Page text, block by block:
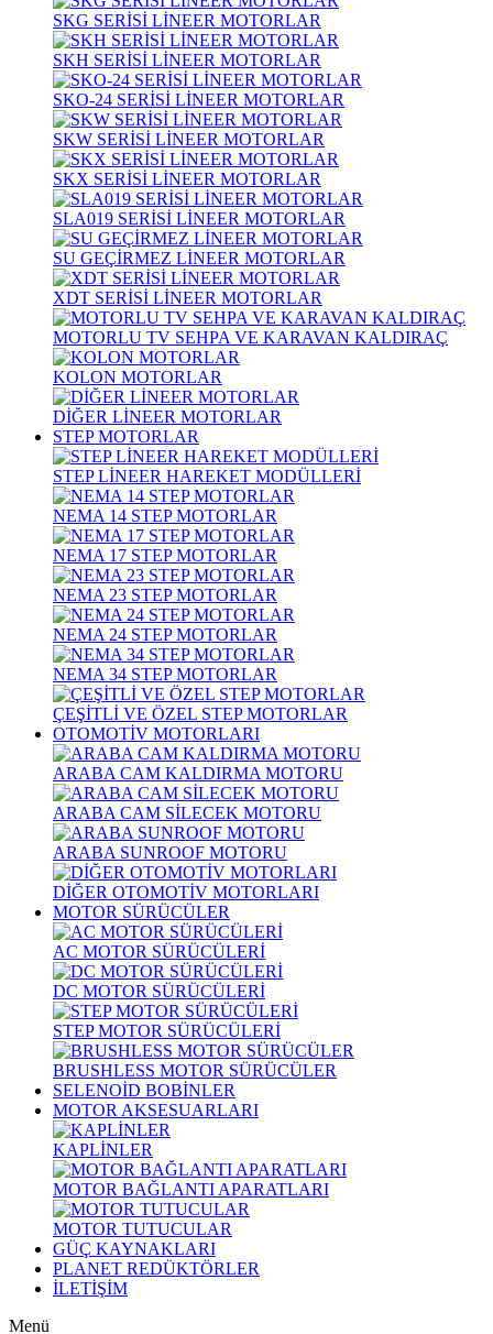
SKG SERİSİ LİNEER MOTORLAR
SKH SERİSİ LİNEER MOTORLAR
SKO-24 SERİSİ LİNEER MOTORLAR
SKW SERİSİ LİNEER MOTORLAR
SKX SERİSİ LİNEER MOTORLAR
SLA019 SERİSİ LİNEER MOTORLAR
SU GEÇİRMEZ LİNEER MOTORLAR
XDT SERİSİ LİNEER MOTORLAR
MOTORLU TV SEHPA VE KARAVAN KALDIRAÇ
KOLON MOTORLAR
DİĞER LİNEER MOTORLAR
STEP MOTORLAR
STEP LİNEER HAREKET MODÜLLERİ
NEMA 14 STEP MOTORLAR
NEMA 17 STEP MOTORLAR
NEMA 23 STEP MOTORLAR
NEMA 24 STEP MOTORLAR
NEMA 34 STEP MOTORLAR
ÇEŞİTLİ VE ÖZEL STEP MOTORLAR
OTOMOTİV MOTORLARI
ARABA CAM KALDIRMA MOTORU
ARABA CAM SİLECEK MOTORU
ARABA SUNROOF MOTORU
DİĞER OTOMOTİV MOTORLARI
MOTOR SÜRÜCÜLER
AC MOTOR SÜRÜCÜLERİ
DC MOTOR SÜRÜCÜLERİ
STEP MOTOR SÜRÜCÜLERİ
BRUSHLESS MOTOR SÜRÜCÜLER
SELENOİD BOBİNLER
MOTOR AKSESUARLARI
KAPLİNLER
MOTOR BAĞLANTI APARATLARI
MOTOR TUTUCULAR
GÜÇ KAYNAKLARI
PLANET REDÜKTÖRLER
İLETİŞİM
Menü